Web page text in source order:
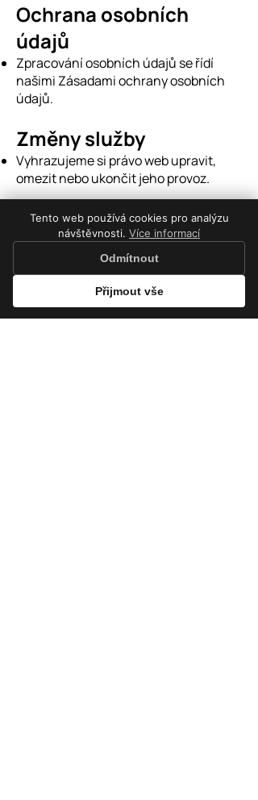
Ochrana osobních
údajů
Zpracování osobních údajů se řídí
našimi Zásadami ochrany osobních
údajů.
Změny služby
Vyhrazujeme si právo web upravit,
omezit nebo ukončit jeho provoz.
Odpovědnost za škodu
Odpovědnost za škodu je omezena v
maximálním rozsahu povoleném
právními předpisy.
Tím nejsou dotčena práva spotřebitele
podle zákona.
Tento web používá cookies pro analýzu
návštěvnosti. Více informací
Odmítnout
Přijmout vše